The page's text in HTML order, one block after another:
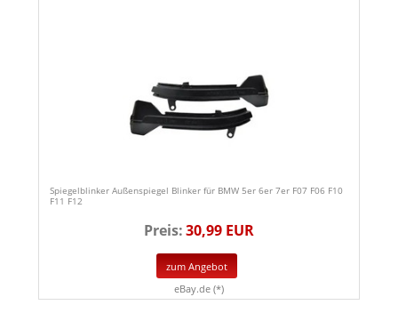
Spiegelblinker Außenspiegel Blinker für BMW 5er 6er 7er F07 F06 F10
F11 F12
Preis:30,99 EUR
zum Angebot
eBay.de (*)